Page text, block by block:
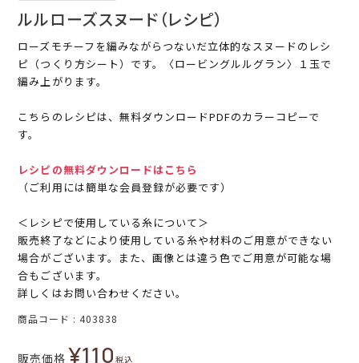
ルルローズスヌード（レシピ）
ローズモチーフを編みながらつないだ立体的なスヌードのレシ
ピ（つくり方シート）です。〈ロービングルルグラン〉１玉で
編み上がります。
こちらのレシピは、無料ダウンロードPDFのカラーコピーで
す。
レシピの無料ダウンロードはこちら
（ご利用には簡単な会員登録が必要です）
＜レシピで使用している糸について＞
販売終了などにより使用している糸や材料のご用意ができない
場合がございます。また、画像とは違う色でご用意が可能な場
合もございます。
詳しくはお問い合わせください。
商品コード 403838
販売価格 ¥110税込